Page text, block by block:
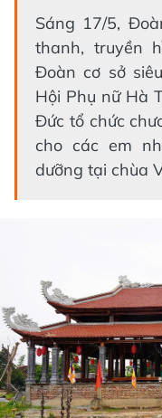
Sáng 17/5,
thanh, truyền
Đoàn cơ sở
Hội Phụ nữ Hà
Đức tổ chức
cho các em
dưỡng tại chùa